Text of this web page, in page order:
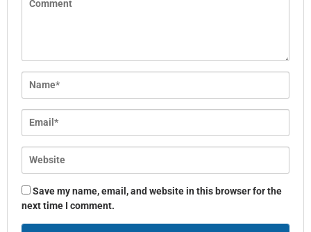
Save my name, email, and website in this browser for the
next time I comment.